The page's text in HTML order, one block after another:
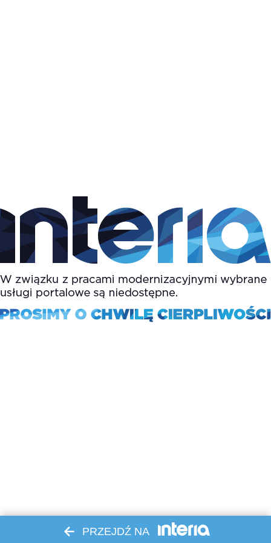
PRZEJDŹ NA